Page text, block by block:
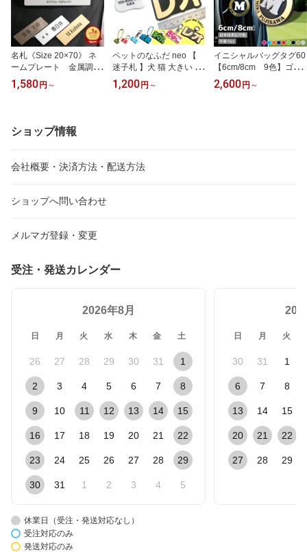
名札《Size 20×70》 ネ
ームプレート 金属調二
層アクリル ゴールド シ
ルバー ブロンズ
1,580円 ～
ペットのなふだ neo 【
迷子札 】犬 猫 大きい 小
軽量 防災 カラフル 首輪
ハーネス 両面
1,200円 ～
イニシャルバッグタグ60
【6cm/8cm 9色】ゴル
フ ネーム プレート 漢字
日本語表記 立体 イニシ
2,600円 ～
ショップ情報
会社概要・決済方法・配送方法
ショップへ問い合わせ
メルマガ登録・変更
受注・発送カレンダー
2026年8月
日 月 火 水 木 金 土
26 27 28 29 30 31 1
2 3 4 5 6 7 8
9 10 11 12 13 14 15
16 17 18 19 20 21 22
23 24 25 26 27 28 29
30 31 1 2 3 4 5
日 月 火
30 31 1
6 7 8
13 14 15
20 21 22
27 28 29
休業日（受注・発送対応なし）
受注対応のみ
発送対応のみ